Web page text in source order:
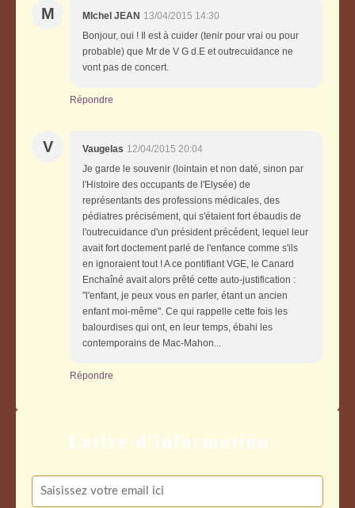
M MIchel JEAN 13/04/2015 14:30
Bonjour, oui ! Il est à cuider (tenir pour vrai ou pour
probable) que Mr de V G d.E et outrecuidance ne
vont pas de concert.
Répondre
V Vaugelas 12/04/2015 20:04
Je garde le souvenir (lointain et non daté, sinon par
l'Histoire des occupants de l'Elysée) de
représentants des professions médicales, des
pédiatres précisément, qui s'étaient fort ébaudis de
l'outrecuidance d'un président précédent, lequel leur
avait fort doctement parlé de l'enfance comme s'ils
en ignoraient tout ! A ce pontifiant VGE, le Canard
Enchaîné avait alors prêté cette auto-justification :
"l'enfant, je peux vous en parler, étant un ancien
enfant moi-même". Ce qui rappelle cette fois les
balourdises qui ont, en leur temps, ébahi les
contemporains de Mac-Mahon...
Répondre